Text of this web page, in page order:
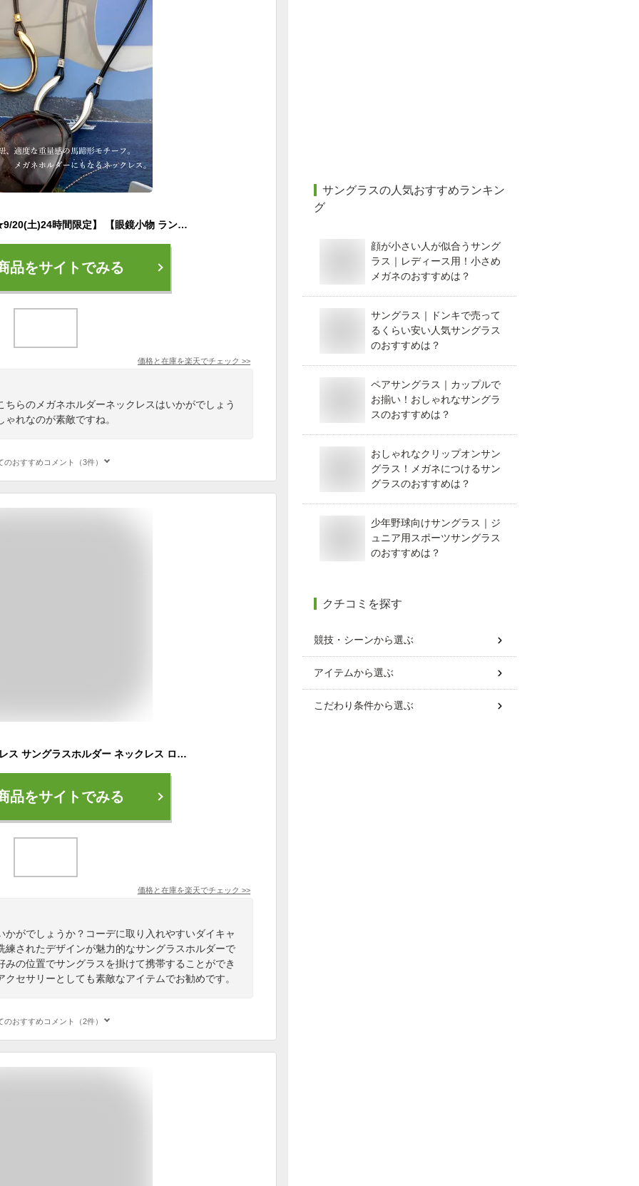
【10%OFFクーポン★9/20(土)24時間限定】 【眼鏡小物 ランキング第一位】 メガネホルダー ホースシューバックル ネックレス R-days サングラスホルダー 首掛け 大ぶり サングラス メガネ 牛革 ゴールド シルバー メンズ レディース アイアールシー 「ゆうパケット」送料無料
品をサイトでみる
価格と在庫を楽天でチェック >>
らのメガネホルダーネックレスはいかがでしょう
れなのが素敵ですね。
のおすすめコメント（3件）
メンズ リング ネックレス サングラスホルダー ネックレス ロング メガネホルダー サングラス メンズ シンプル ロングネックレス リングネックレス レディース ユニセックス 男女兼用 ペア アクセサリー サークル 円 丸 シルバー ゴールド オシャレ 人気 ファッション
品をサイトでみる
価格と在庫を楽天でチェック >>
がでしょうか？コーデに取り入れやすいダイキャ
練されたデザインが魅力的なサングラスホルダーで
の位置でサングラスを掛けて携帯することができ
セサリーとしても素敵なアイテムでお勧めです。
のおすすめコメント（2件）
サングラスの人気おすすめランキン
グ
顔が小さい人が似合うサング
ラス｜レディース用！小さめ
メガネのおすすめは？
サングラス｜ドンキで売って
るくらい安い人気サングラス
のおすすめは？
ペアサングラス｜カップルで
お揃い！おしゃれなサングラ
スのおすすめは？
おしゃれなクリップオンサン
グラス！メガネにつけるサン
グラスのおすすめは？
少年野球向けサングラス｜ジ
ュニア用スポーツサングラス
のおすすめは？
クチコミを探す
競技・シーンから選ぶ
アイテムから選ぶ
こだわり条件から選ぶ